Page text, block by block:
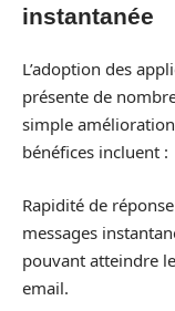
instantanée
L’adoption des
présente de
simple
bénéfices incluent :
Rapidité de
messages
pouvant atteindre
email.